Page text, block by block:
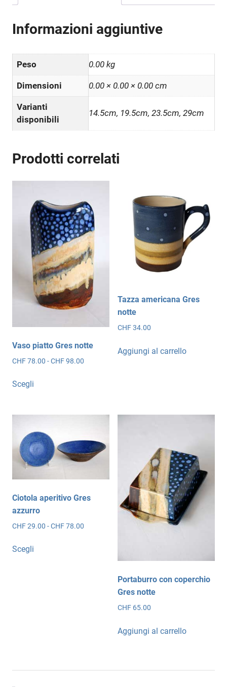
Informazioni aggiuntive
Peso 0.00 kg
Dimensioni 0.00 × 0.00 × 0.00 cm
Varianti
disponibili
14.5cm, 19.5cm, 23.5cm, 29cm
Prodotti correlati
Vaso piatto Gres notte
CHF78.00 -CHF98.00
a
Scegli
più
Le
opzioni
possono
nella
pagina
del
Tazza americana Gres
notte
CHF34.00
Aggiungi al carrello
Ciotola aperitivo Gres
azzurro
CHF29.00 -CHF78.00
Scegli
Portaburro con coperchio
Gres notte
CHF 65.00
Aggiungi al carrello